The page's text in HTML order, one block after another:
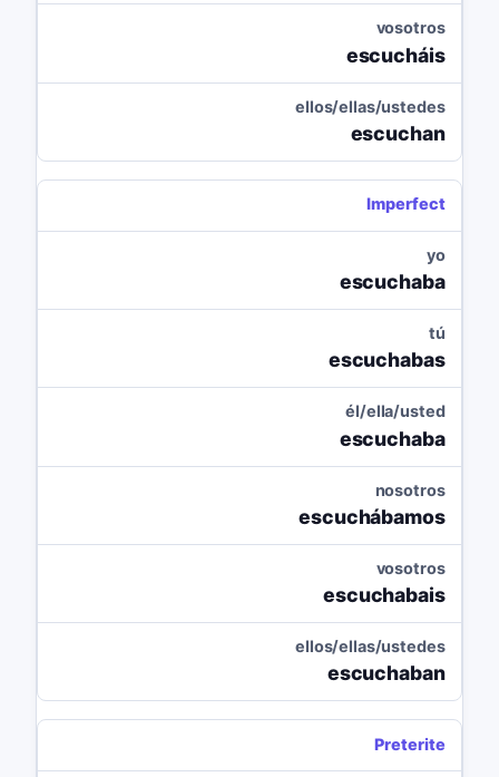
vosotros
escucháis
ellos/ellas/ustedes
escuchan
Imperfect
yo
escuchaba
tú
escuchabas
él/ella/usted
escuchaba
nosotros
escuchábamos
vosotros
escuchabais
ellos/ellas/ustedes
escuchaban
Preterite